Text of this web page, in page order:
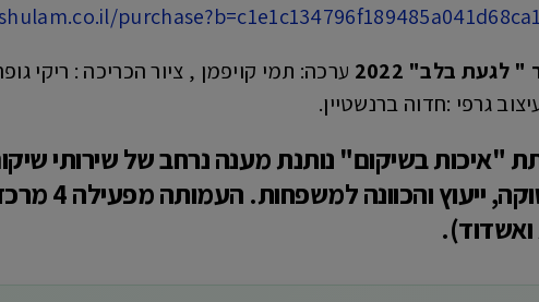
לגעת בלב" 2022
גרפי :חדוה ברנשטיין.
"איכות בשיקום" נותנת מענה נרחב של שירותי